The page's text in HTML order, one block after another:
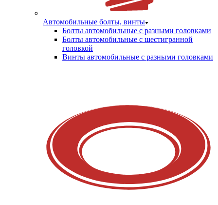
Автомобильные болты, винты
Болты автомобильные с разными головками
Болты автомобильные с шестигранной
головкой
Винты автомобильные с разными головками